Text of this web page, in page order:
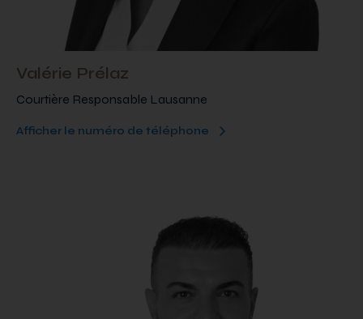
Valérie Prélaz
Courtière Responsable Lausanne
Afficher le numéro de téléphone